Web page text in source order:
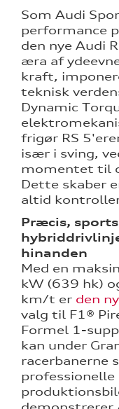
Som Audi
performance
den nye Audi
æra af
kraft,
teknisk
Dynamic
frigør RS
især i sving,
momentet til
Dette skaber
altid
Præcis,
hinanden
Med en
kW (639 hk)
km/t er den
valg til F1®
Formel 1-
kan under
racerbanerne
professionelle